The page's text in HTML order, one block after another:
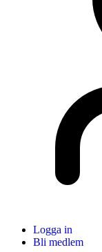
Logga in
Bli medlem